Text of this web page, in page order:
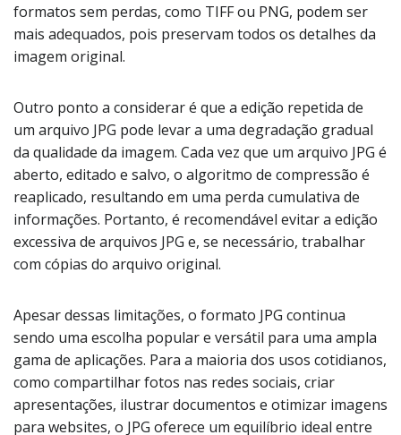
formatos sem perdas, como TIFF ou PNG, podem ser
mais adequados, pois preservam todos os detalhes da
imagem original.
Outro ponto a considerar é que a edição repetida de
um arquivo JPG pode levar a uma degradação gradual
da qualidade da imagem. Cada vez que um arquivo JPG é
aberto, editado e salvo, o algoritmo de compressão é
reaplicado, resultando em uma perda cumulativa de
informações. Portanto, é recomendável evitar a edição
excessiva de arquivos JPG e, se necessário, trabalhar
com cópias do arquivo original.
Apesar dessas limitações, o formato JPG continua
sendo uma escolha popular e versátil para uma ampla
gama de aplicações. Para a maioria dos usos cotidianos,
como compartilhar fotos nas redes sociais, criar
apresentações, ilustrar documentos e otimizar imagens
para websites, o JPG oferece um equilíbrio ideal entre